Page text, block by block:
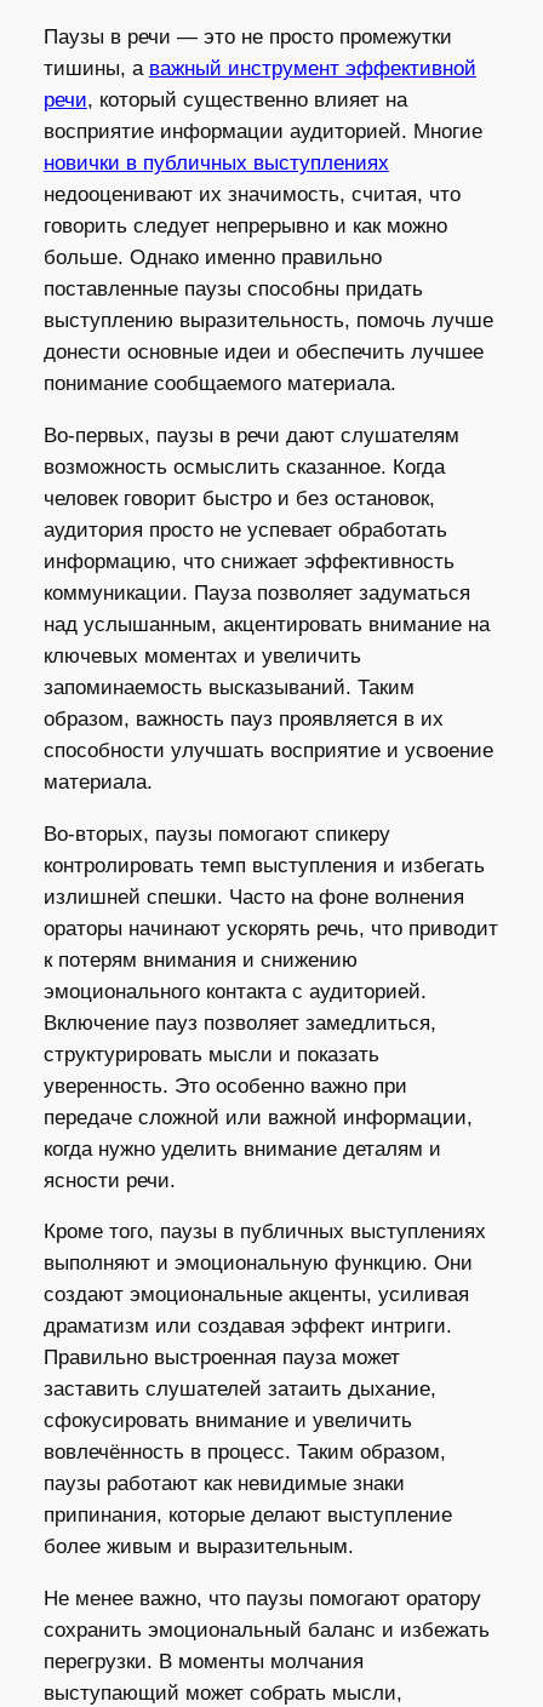
Паузы в речи — это не просто промежутки
тишины, а важный инструмент эффективной
речи, который существенно влияет на
восприятие информации аудиторией. Многие
новички в публичных выступлениях
недооценивают их значимость, считая, что
говорить следует непрерывно и как можно
больше. Однако именно правильно
поставленные паузы способны придать
выступлению выразительность, помочь лучше
донести основные идеи и обеспечить лучшее
понимание сообщаемого материала.
Во-первых, паузы в речи дают слушателям
возможность осмыслить сказанное. Когда
человек говорит быстро и без остановок,
аудитория просто не успевает обработать
информацию, что снижает эффективность
коммуникации. Пауза позволяет задуматься
над услышанным, акцентировать внимание на
ключевых моментах и увеличить
запоминаемость высказываний. Таким
образом, важность пауз проявляется в их
способности улучшать восприятие и усвоение
материала.
Во-вторых, паузы помогают спикеру
контролировать темп выступления и избегать
излишней спешки. Часто на фоне волнения
ораторы начинают ускорять речь, что приводит
к потерям внимания и снижению
эмоционального контакта с аудиторией.
Включение пауз позволяет замедлиться,
структурировать мысли и показать
уверенность. Это особенно важно при
передаче сложной или важной информации,
когда нужно уделить внимание деталям и
ясности речи.
Кроме того, паузы в публичных выступлениях
выполняют и эмоциональную функцию. Они
создают эмоциональные акценты, усиливая
драматизм или создавая эффект интриги.
Правильно выстроенная пауза может
заставить слушателей затаить дыхание,
сфокусировать внимание и увеличить
вовлечённость в процесс. Таким образом,
паузы работают как невидимые знаки
припинания, которые делают выступление
более живым и выразительным.
Не менее важно, что паузы помогают оратору
сохранить эмоциональный баланс и избежать
перегрузки. В моменты молчания
выступающий может собрать мысли,